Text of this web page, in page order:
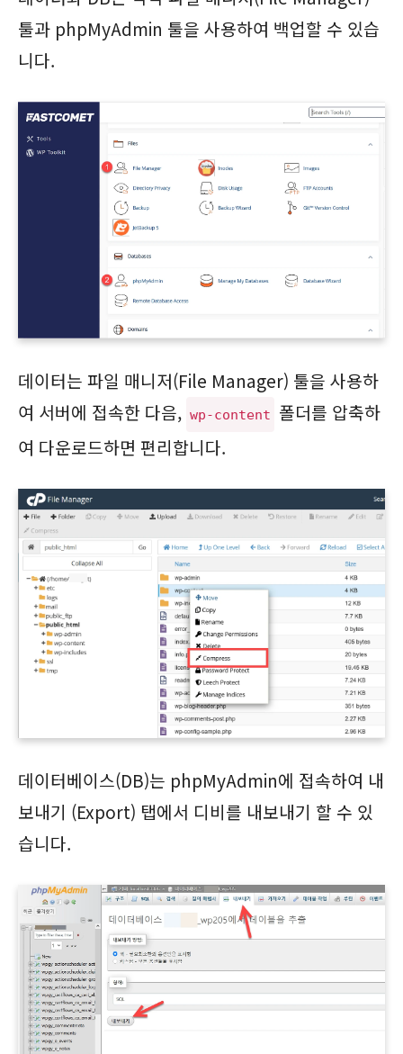
툴과 phpMyAdmin 툴을 사용하여 백업할 수 있습
니다.
데이터는 파일 매니저(File Manager) 툴을 사용하
여 서버에 접속한 다음, wp-content
폴더를 압축하
여 다운로드하면 편리합니다.
데이터베이스(DB)는 phpMyAdmin에 접속하여 내
보내기 (Export) 탭에서 디비를 내보내기 할 수 있
습니다.